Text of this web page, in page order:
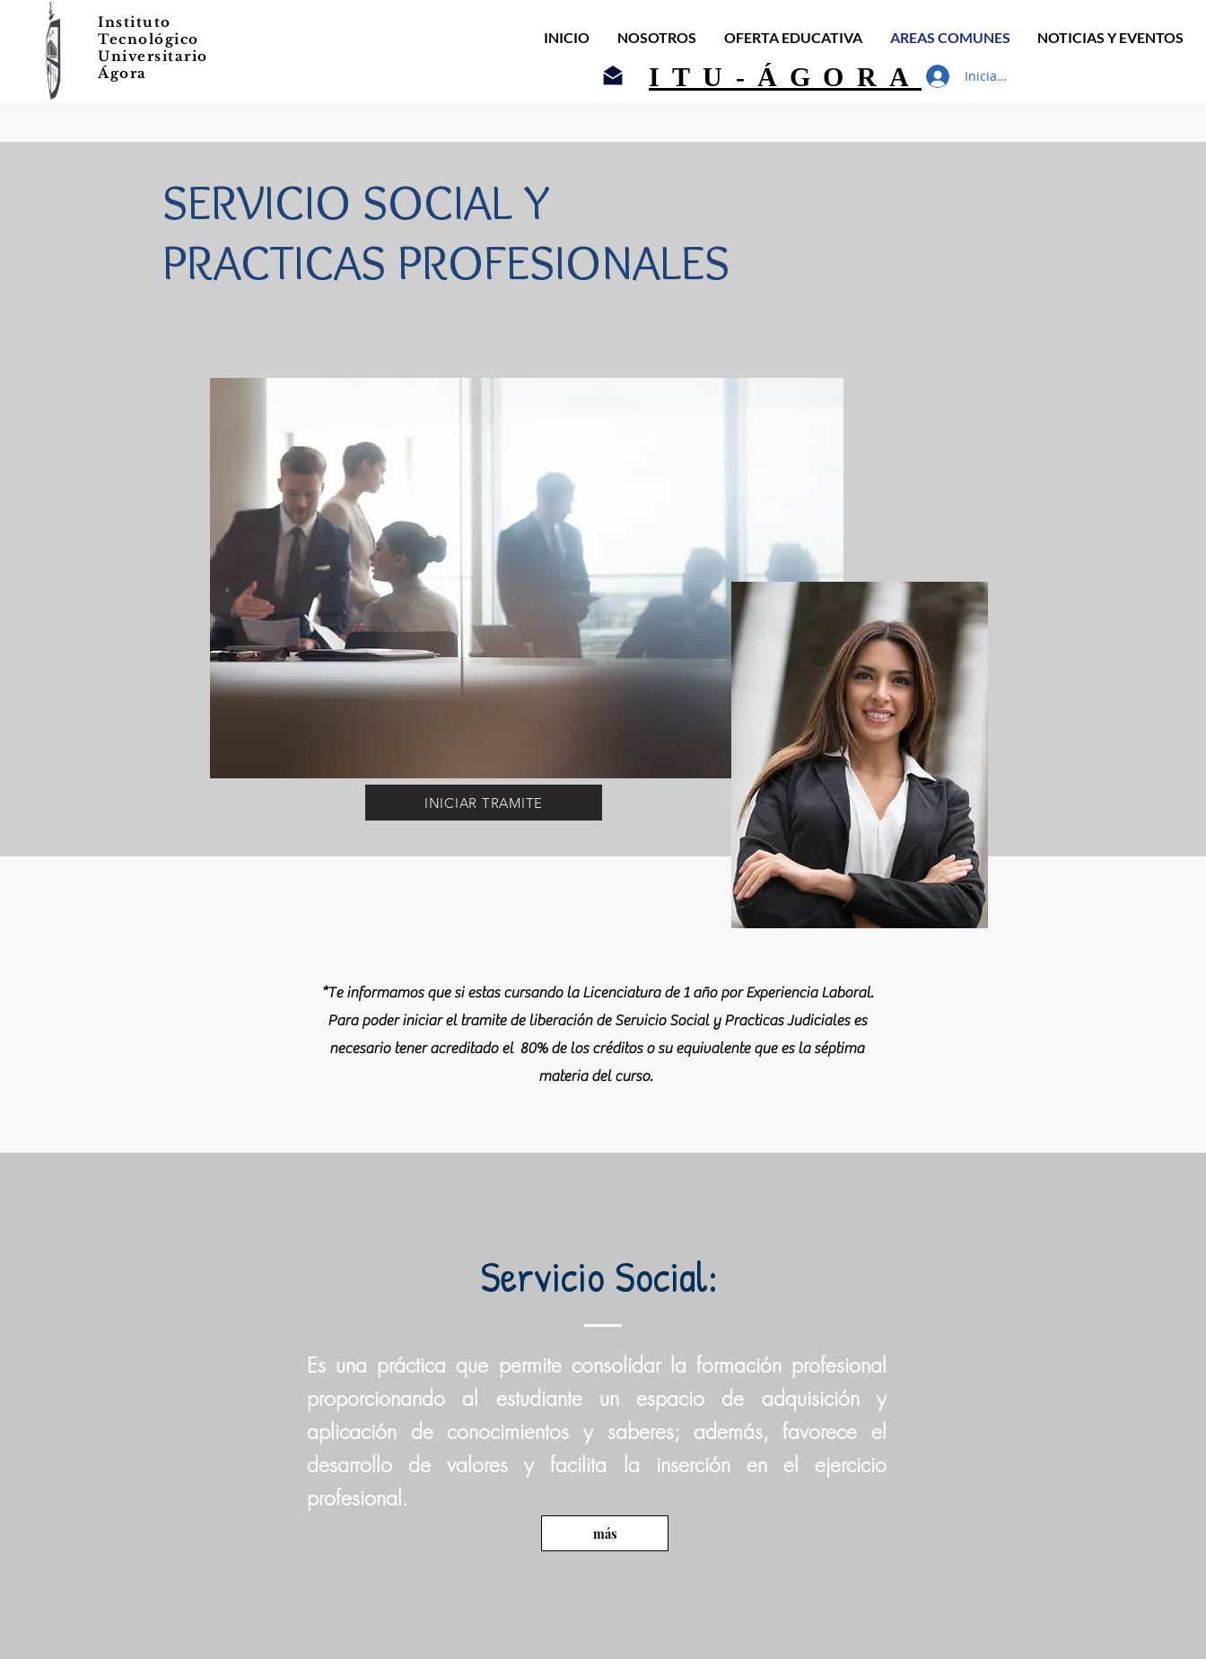
Instituto
Tecnológico
Universitario
Ágora
INICIO NOSOTROS OFERTA EDUCATIVA AREAS COMUNES NOTICIAS Y EVENTOS
ITU-ÁGORA Iniciar sesión
SERVICIO SOCIAL Y
PRACTICAS PROFESIONALES
INICIAR TRAMITE
*Te informamos que si estas cursando la Licenciatura de 1 año por Experiencia Laboral.
Para poder iniciar el tramite de liberación de Servicio Social y Practicas Judiciales es
necesario tener acreditado el 80% de los créditos o su equivalente que es la séptima
materia del curso.
Servicio Social:
Es una práctica que permite consolidar la formación profesional
proporcionando al estudiante un espacio de adquisición y
aplicación de conocimientos y saberes; además, favorece el
desarrollo de valores y facilita la inserción en el ejercicio
profesional.
más